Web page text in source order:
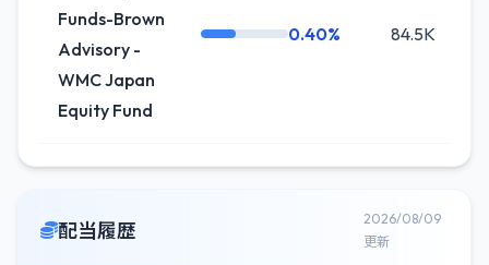
Funds-Brown
Advisory -
WMC Japan
Equity Fund
0.40% 84.5K
配当履歴
2026/08/09
更新